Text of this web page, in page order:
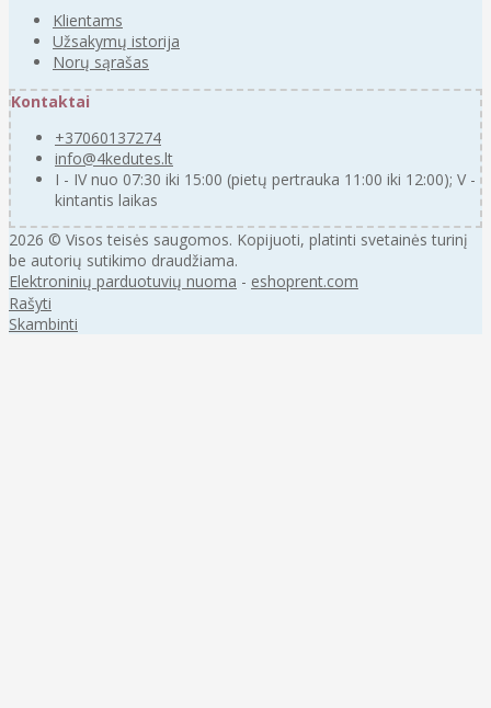
Klientams
Užsakymų istorija
Norų sąrašas
Kontaktai
+37060137274
info@4kedutes.lt
I - IV nuo 07:30 iki 15:00 (pietų pertrauka 11:00 iki 12:00); V -
kintantis laikas
2026 © Visos teisės saugomos. Kopijuoti, platinti svetainės turinį
be autorių sutikimo draudžiama.
Elektroninių parduotuvių nuoma - eshoprent.com
Rašyti
Skambinti